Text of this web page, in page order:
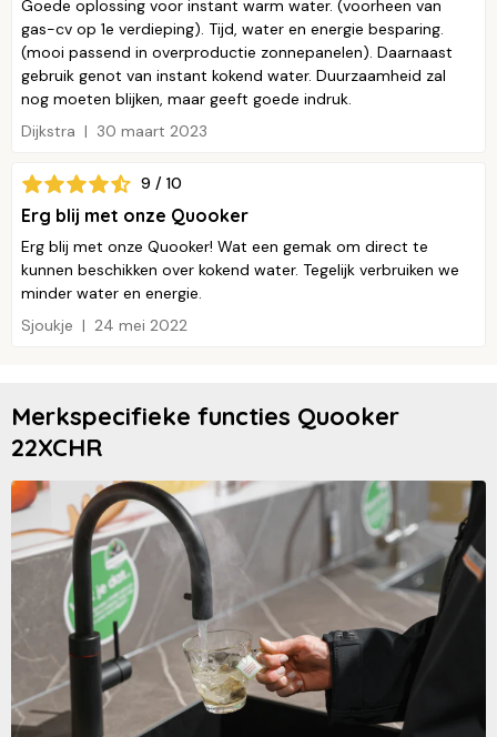
Goede oplossing voor instant warm water. (voorheen van
gas-cv op 1e verdieping). Tijd, water en energie besparing.
(mooi passend in overproductie zonnepanelen). Daarnaast
gebruik genot van instant kokend water. Duurzaamheid zal
nog moeten blijken, maar geeft goede indruk.
Dijkstra
30 maart 2023
9 / 10
Erg blij met onze Quooker
Erg blij met onze Quooker! Wat een gemak om direct te
kunnen beschikken over kokend water. Tegelijk verbruiken we
minder water en energie.
Sjoukje
24 mei 2022
Merkspecifieke functies Quooker
22XCHR